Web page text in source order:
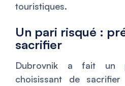
touristiques.
Un pari risqué :
sacrifier
Dubrovnik a fait un
choisissant de